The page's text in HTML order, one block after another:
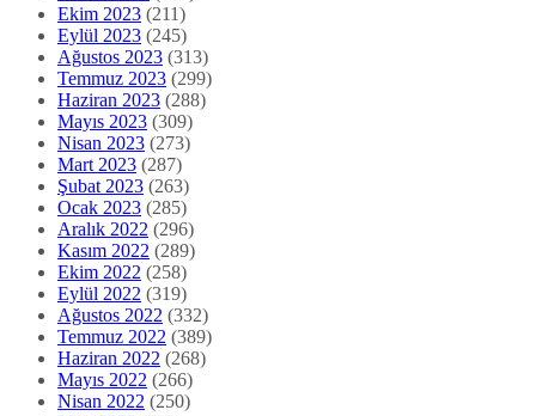
Ekim 2023 (211)
Eylül 2023 (245)
Ağustos 2023 (313)
Temmuz 2023 (299)
Haziran 2023 (288)
Mayıs 2023 (309)
Nisan 2023 (273)
Mart 2023 (287)
Şubat 2023 (263)
Ocak 2023 (285)
Aralık 2022 (296)
Kasım 2022 (289)
Ekim 2022 (258)
Eylül 2022 (319)
Ağustos 2022 (332)
Temmuz 2022 (389)
Haziran 2022 (268)
Mayıs 2022 (266)
Nisan 2022 (250)